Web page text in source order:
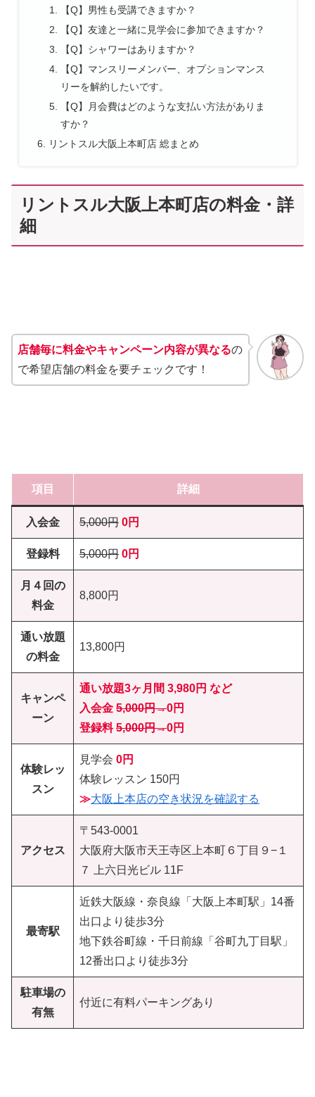
【Q】男性も受講できますか？
【Q】友達と一緒に見学会に参加できますか？
【Q】シャワーはありますか？
【Q】マンスリーメンバー、オプションマンス
リーを解約したいです。
【Q】月会費はどのような支払い方法がありま
すか？
リントスル大阪上本町店 総まとめ
リントスル大阪上本町店の料金・詳
細
店舗毎に料金やキャンペーン内容が異なるの
で希望店舗の料金を要チェックです！
項目 詳細
入会金 5,000円 0円
登録料 5,000円 0円
月４回の
料金
8,800円
通い放題
の料金
13,800円
キャンペ
ーン
通い放題3ヶ月間 3,980円 など
入会金 5,000円→0円
登録料5,000円→0円
体験レッ
スン
見学会 0円
体験レッスン 150円
≫大阪上本店の空き状況を確認する
アクセス
〒543-0001
大阪府大阪市天王寺区上本町６丁目９−１
７ 上六日光ビル 11F
最寄駅
近鉄大阪線・奈良線「大阪上本町駅」14番
出口より徒歩3分
地下鉄谷町線・千日前線「谷町九丁目駅」
12番出口より徒歩3分
駐車場の
有無
付近に有料パーキングあり